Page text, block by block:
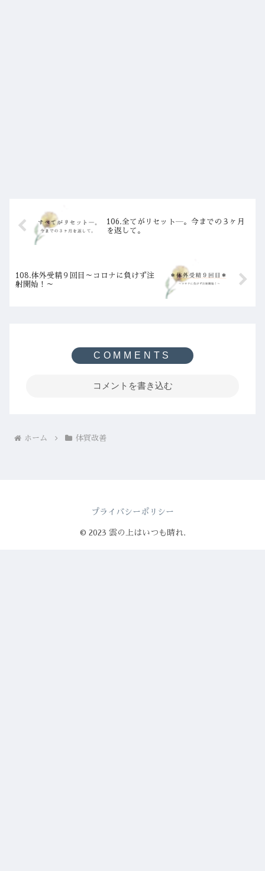
106.全てがリセット―。今までの３ヶ月
を返して。
108.体外受精９回目～コロナに負けず注
射開始！～
コメントを書き込む
ホーム 体質改善
プライバシーポリシー
© 2023 雲の上はいつも晴れ.